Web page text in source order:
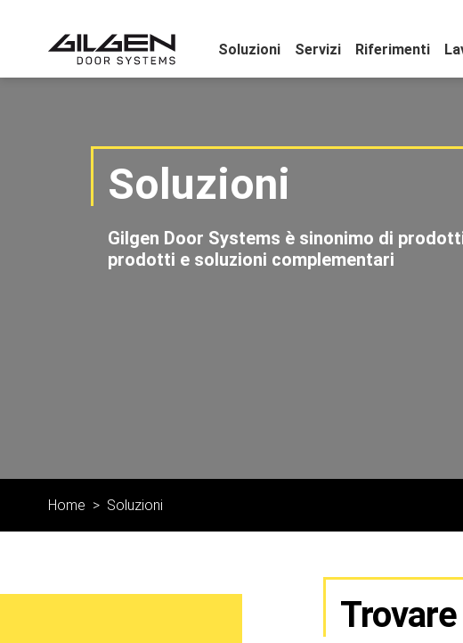
Soluzioni Servizi Riferimenti
Soluzioni
Gilgen Door Systems è sinonimo di
prodotti e soluzioni complementari
Home Soluzioni